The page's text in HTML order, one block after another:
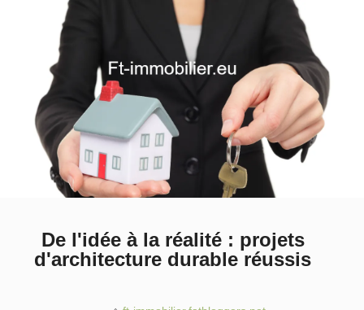
De l'idée à la réalité : projets
d'architecture durable réussis